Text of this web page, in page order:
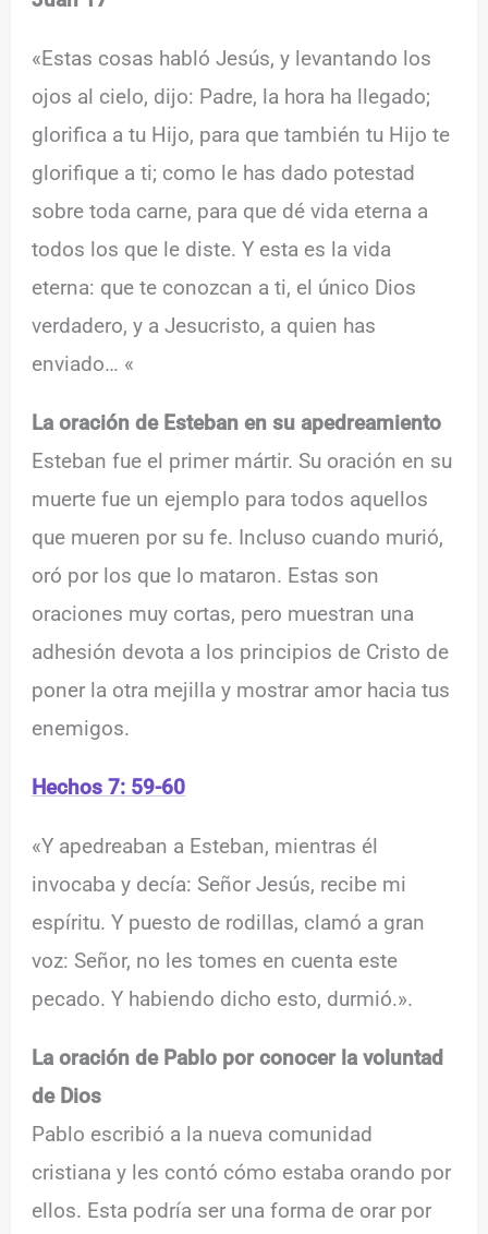
«Estas cosas habló Jesús, y levantando los
ojos al cielo, dijo: Padre, la hora ha llegado;
glorifica a tu Hijo, para que también tu Hijo te
glorifique a ti; como le has dado potestad
sobre toda carne, para que dé vida eterna a
todos los que le diste. Y esta es la vida
eterna: que te conozcan a ti, el único Dios
verdadero, y a Jesucristo, a quien has
enviado… «
La oración de Esteban en su apedreamiento
Esteban fue el primer mártir. Su oración en su
muerte fue un ejemplo para todos aquellos
que mueren por su fe. Incluso cuando murió,
oró por los que lo mataron. Estas son
oraciones muy cortas, pero muestran una
adhesión devota a los principios de Cristo de
poner la otra mejilla y mostrar amor hacia tus
enemigos.
Hechos 7: 59-60
«Y apedreaban a Esteban, mientras él
invocaba y decía: Señor Jesús, recibe mi
espíritu. Y puesto de rodillas, clamó a gran
voz: Señor, no les tomes en cuenta este
pecado. Y habiendo dicho esto, durmió.».
La oración de Pablo por conocer la voluntad
de Dios
Pablo escribió a la nueva comunidad
cristiana y les contó cómo estaba orando por
ellos. Esta podría ser una forma de orar por